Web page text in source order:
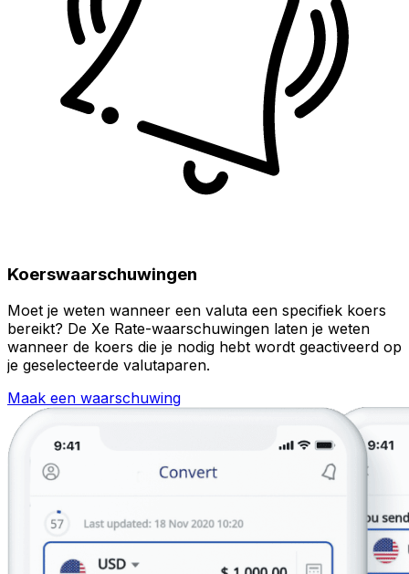
Koerswaarschuwingen
Moet je weten wanneer een valuta een specifiek koers
bereikt? De Xe Rate-waarschuwingen laten je weten
wanneer de koers die je nodig hebt wordt geactiveerd op
je geselecteerde valutaparen.
Maak een waarschuwing